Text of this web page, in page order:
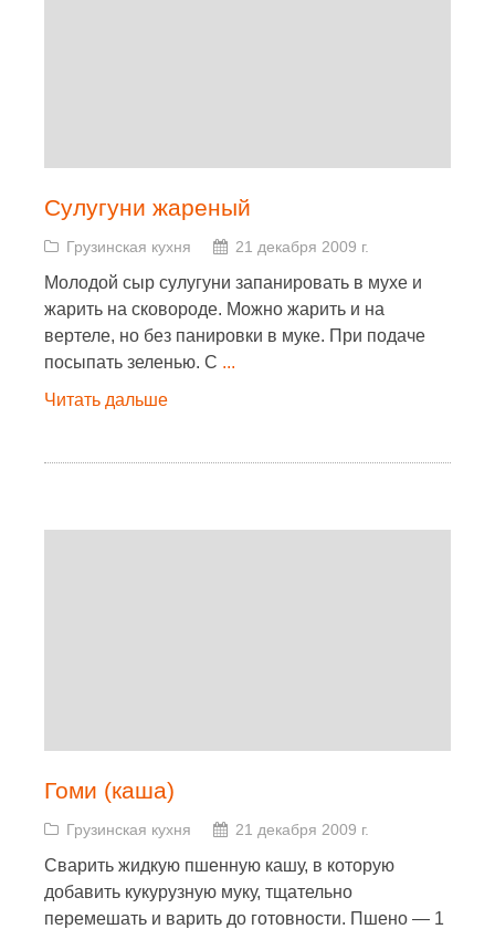
Сулугуни жареный
Грузинская кухня 21 декабря 2009 г.
Молодой сыр сулугуни запанировать в мухе и
жарить на сковороде. Можно жарить и на
вертеле, но без панировки в муке. При подаче
посыпать зеленью. С ...
Читать дальше
Гоми (каша)
Грузинская кухня 21 декабря 2009 г.
Сварить жидкую пшенную кашу, в которую
добавить кукурузную муку, тщательно
перемешать и варить до готовности. Пшено — 1